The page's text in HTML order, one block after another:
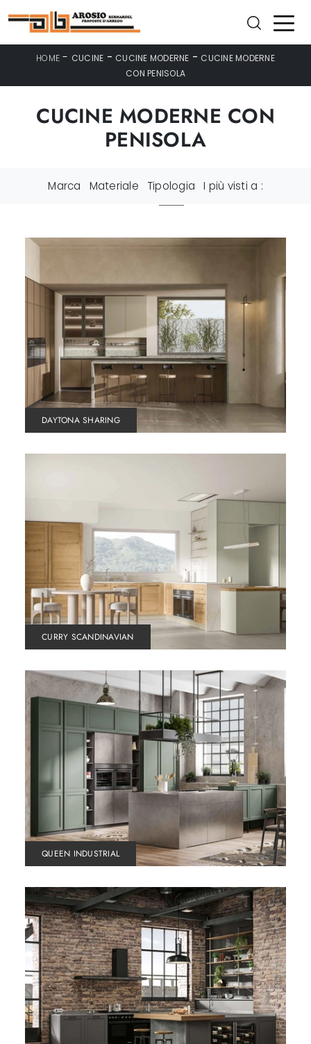
HOME - CUCINE - CUCINE MODERNE - CUCINE MODERNE
CON PENISOLA
CUCINE MODERNE CON
PENISOLA
Marca Materiale Tipologia I più visti a :
DAYTONA SHARING
CURRY SCANDINAVIAN
QUEEN INDUSTRIAL